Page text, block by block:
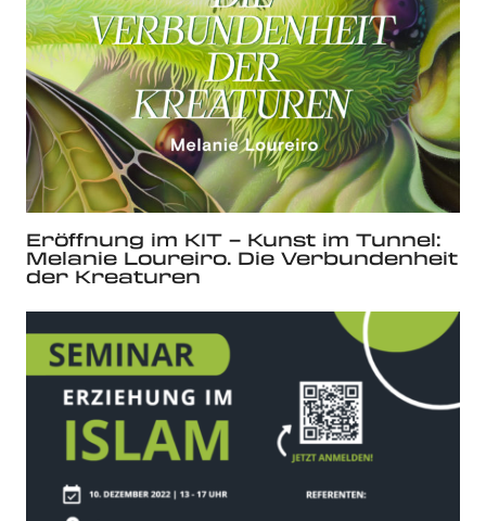
Eröffnung im KIT – Kunst im Tunnel:
Melanie Loureiro. Die Verbundenheit
der Kreaturen